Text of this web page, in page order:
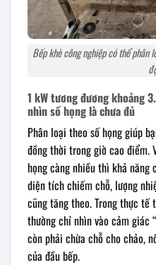
Bếp khè công nghiệp có thể phân
1 kW tương đương khoảng
nhìn số họng là chưa đủ
Phân loại theo số họng giúp
đồng thời trong giờ cao điểm.
họng càng nhiều thì khả
diện tích chiếm chỗ, lượng
cũng tăng theo. Trong thực tế
thường chỉ nhìn vào cảm giác
còn phải chừa chỗ cho chảo,
của đầu bếp.